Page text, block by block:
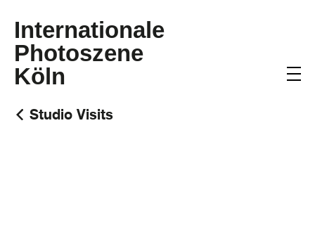
Internationale
Photoszene
Köln
Studio Visits